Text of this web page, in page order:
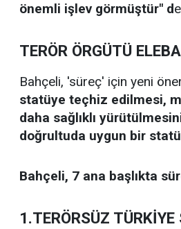
önemli işlev görmüştür" d
TERÖR ÖRGÜTÜ
Bahçeli, 'süreç' için yeni
statüye teçhiz edilmesi,
daha sağlıklı
doğrultuda uygun bir
Bahçeli, 7 ana başlıkta
1.TERÖRSÜZ TÜRKİYE